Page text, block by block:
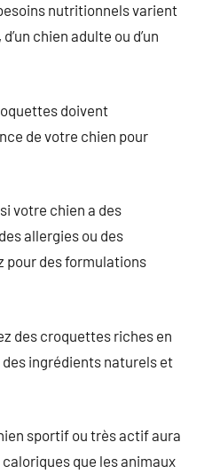
nutritionnels varient
chien adulte ou d’un
doivent
de votre chien pour
votre chien a des
allergies ou des
pour des formulations
des croquettes riches en
ingrédients naturels et
sportif ou très actif aura
que les animaux